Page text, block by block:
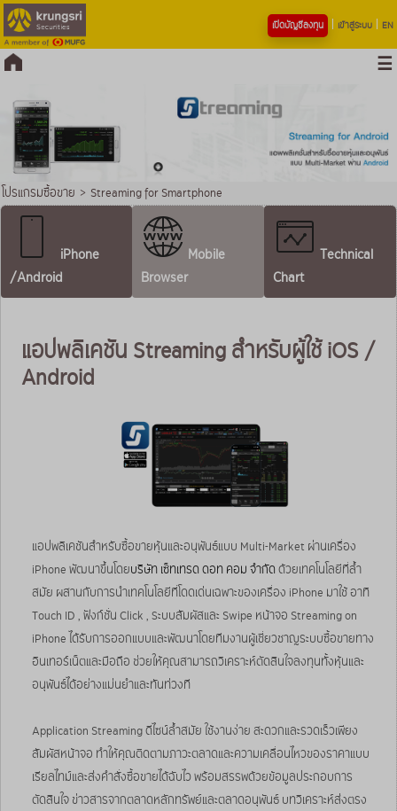
เปิดบัญชีลงทุน เข้าสู่ระบบ EN
โปรแกรมซื้อขาย > Streaming for Smartphone
iPhone
/Android
Mobile
Browser
Technical
Chart
แอปพลิเคชัน Streaming สำหรับผู้ใช้ iOS /
Android
แอปพลิเคชันสำหรับซื้อขายหุ้นและอนุพันธ์แบบ Multi-Market ผ่านเครื่อง
iPhone พัฒนาขึ้นโดยบริษัท เซ็ทเทรด ดอท คอม จำกัด ด้วยเทคโนโลยีที่ล้ำ
สมัย ผสานกับการนำเทคโนโลยีที่โดดเด่นเฉพาะของเครื่อง iPhone มาใช้ อาทิ
Touch ID , ฟังก์ชั่น Click , ระบบสัมผัสและ Swipe หน้าจอ Streaming on
iPhone ได้รับการออกแบบและพัฒนาโดยทีมงานผู้เชี่ยวชาญระบบซื้อขายทาง
อินเทอร์เน็ตและมือถือ ช่วยให้คุณสามารถวิเคราะห์ตัดสินใจลงทุนทั้งหุ้นและ
อนุพันธ์ได้อย่างแม่นยำและทันท่วงที
Application Streaming ดีไซน์ล้ำสมัย ใช้งานง่าย สะดวกและรวดเร็วเพียง
สัมผัสหน้าจอ ทำให้คุณติดตามภาวะตลาดและความเคลื่อนไหวของราคาแบบ
เรียลไทม์และส่งคำสั่งซื้อขายได้ฉับไว พร้อมสรรพด้วยข้อมูลประกอบการ
ตัดสินใจ ข่าวสารจากตลาดหลักทรัพย์และตลาดอนุพันธ์ บทวิเคราะห์ส่งตรง